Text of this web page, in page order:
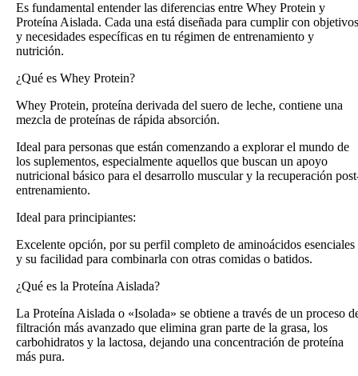
Es fundamental entender las diferencias entre Whey Protein y
Proteína Aislada. Cada una está diseñada para cumplir con objetivos
y necesidades específicas en tu régimen de entrenamiento y
nutrición.
¿Qué es Whey Protein?
Whey Protein, proteína derivada del suero de leche, contiene una
mezcla de proteínas de rápida absorción.
Ideal para personas que están comenzando a explorar el mundo de
los suplementos, especialmente aquellos que buscan un apoyo
nutricional básico para el desarrollo muscular y la recuperación
entrenamiento.
Ideal para principiantes:
Excelente opción, por su perfil completo de aminoácidos esenciales
y su facilidad para combinarla con otras comidas o batidos.
¿Qué es la Proteína Aislada?
La Proteína Aislada o «Isolada» se obtiene a través de un proceso
filtración más avanzado que elimina gran parte de la grasa, los
carbohidratos y la lactosa, dejando una concentración de proteína
más pura.